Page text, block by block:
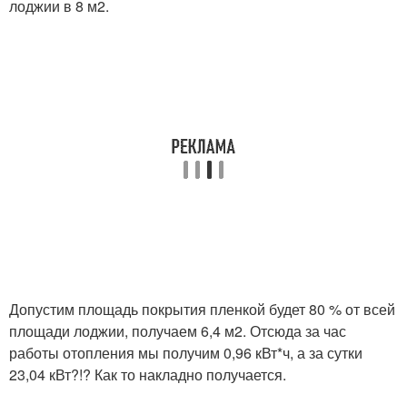
лоджии в 8 м2.
Допустим площадь покрытия пленкой будет 80 % от всей
площади лоджии, получаем 6,4 м2. Отсюда за час
работы отопления мы получим 0,96 кВт*ч, а за сутки
23,04 кВт?!? Как то накладно получается.